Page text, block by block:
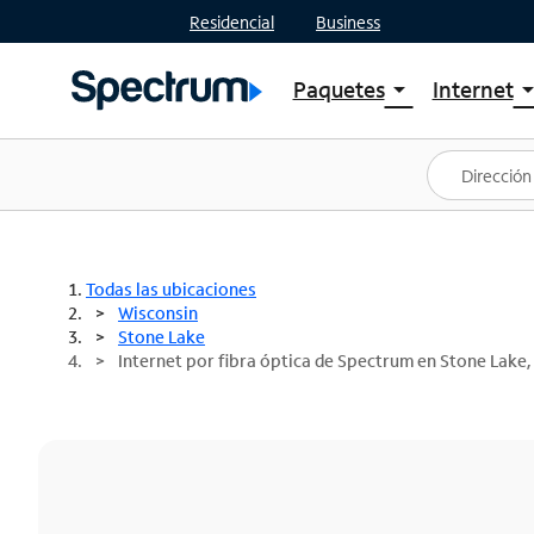
Residencial Business
Paquetesarrow_drop_down
Ver paquetes
Spectrum One
Mejores ofertas
Internetarrow_drop_down
Planes
Todas las ubicaciones
Wisconsin
Stone Lake
Internet por fibra óptica de Spectrum en Stone Lake,